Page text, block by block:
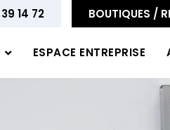
14 72 BOUTIQUES /
ESPACE ENTREPRISE